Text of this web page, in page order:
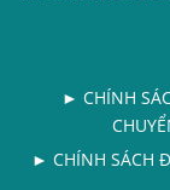
► CHÍNH
► CHÍNH SÁCH